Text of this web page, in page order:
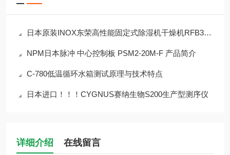
日本原装INOX东荣高性能固定式除湿机干燥机RFB3750F1
NPM日本脉冲 中心控制板 PSM2-20M-F 产品简介
C-780低温循环水箱测试原理与技术特点
日本进口！！！CYGNUS赛纳生物S200生产型测序仪
详细介绍 在线留言